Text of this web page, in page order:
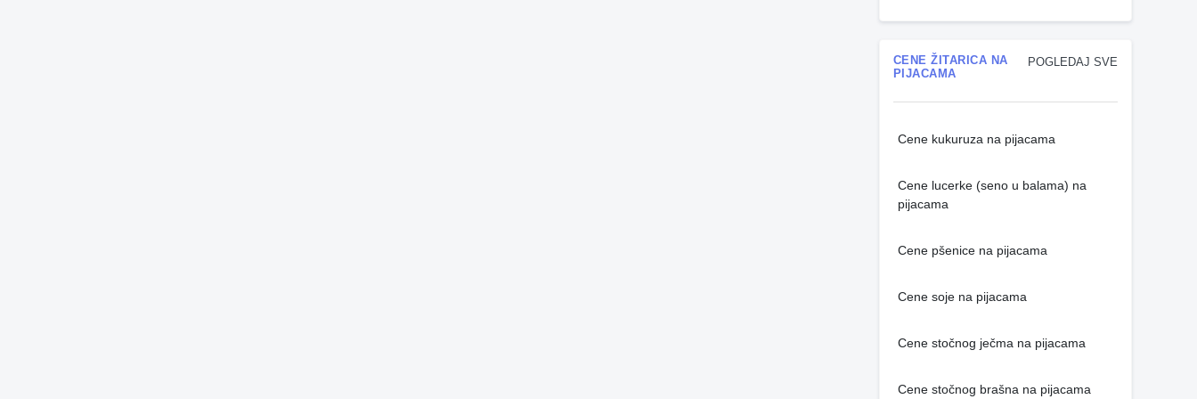
POGLEDAJ SVE
CENE ŽITARICA NA
PIJACAMA
Cene kukuruza na pijacama
Cene lucerke (seno u balama) na
pijacama
Cene pšenice na pijacama
Cene soje na pijacama
Cene stočnog ječma na pijacama
Cene stočnog brašna na pijacama